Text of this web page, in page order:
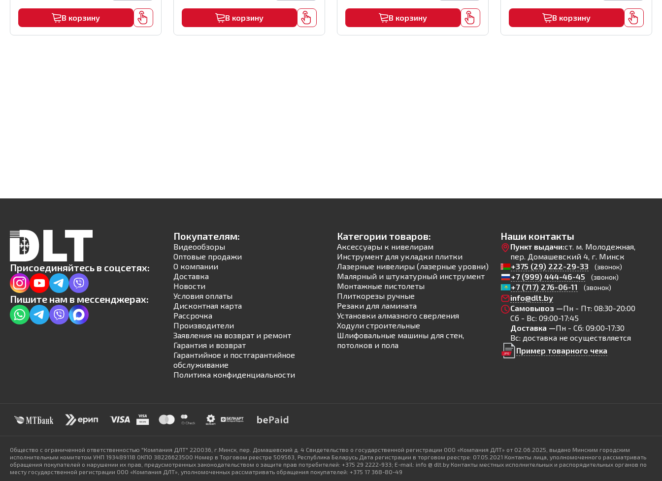
В корзину В корзину В корзину В корзину
Присоединяйтесь в соцсетях:
Пишите нам в мессенджерах:
Покупателям:
Видеообзоры
Оптовые продажи
О компании
Доставка
Новости
Условия оплаты
Дисконтная карта
Рассрочка
Производители
Заявления на возврат и ремонт
Гарантия и возврат
Гарантийное и постгарантийное
обслуживание
Политика конфиденциальности
Категории товаров:
Аксессуары к нивелирам
Инструмент для укладки плитки
Лазерные нивелиры (лазерные уровни)
Малярный и штукатурный инструмент
Монтажные пистолеты
Плиткорезы ручные
Резаки для ламината
Установки алмазного сверления
Ходули строительные
Шлифовальные машины для стен,
потолков и пола
Наши контакты
Пункт выдачи:ст. м. Молодежная,
пер. Домашевский 4, г. Минск
+375 (29) 222-29-33
(звонок)
+7 (999) 444-46-45 (звонок)
+7 (717) 276-06-11 (звонок)
info@dlt.by
Самовывоз —Пн - Пт: 08:30-20:00
Сб - Вс: 09:00-17:45
Доставка —Пн - Сб: 09:00-17:30
Вс: доставка не осуществляется
Пример товарного чека
Общество с ограниченной ответственностью "Компания ДЛТ" 220036, г.Минск, пер. Домашевский д. 4 Свидетельство о государственной регистрации ООО «Компания ДЛТ» от 02.06.2025, выдано Минским городским
исполнительным комитетом УНП 193489118 ОКПО 38226623500 Номер в Торговом реестре 509563, Республика Беларусь Дата регистрации в торговом реестре: 07.05.2021 Контакты лица, уполномоченного рассматривать
обращения покупателей о нарушении их прав, предусмотренных законодательством о защите прав потребителей: +375 29 2222-933; E-mail: info @ dlt.by Контакты местных исполнительных и распорядительных органов по
месту государственной регистрации ООО «Компания ДЛТ», уполномоченных рассматривать обращения покупателей: +375 17 368-80-49